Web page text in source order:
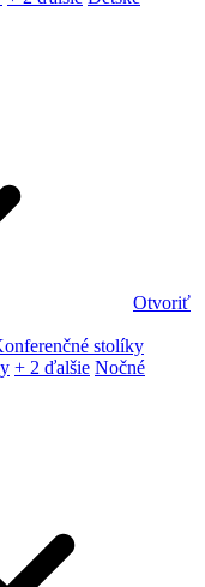
Otvoriť
stolíky
+ 2 ďalšie Nočné